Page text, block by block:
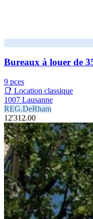
Bureaux à louer de
9 pces
📑 Location classique
1007 Lausanne
REG.DeRham
12'312.00